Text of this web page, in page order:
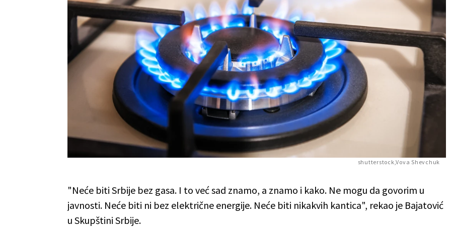
shutterstock,Vova Shevchuk
"Neće biti Srbije bez gasa. I to već sad znamo, a znamo i kako. Ne mogu da govorim u
javnosti. Neće biti ni bez električne energije. Neće biti nikakvih kantica", rekao je Bajatović
u Skupštini Srbije.